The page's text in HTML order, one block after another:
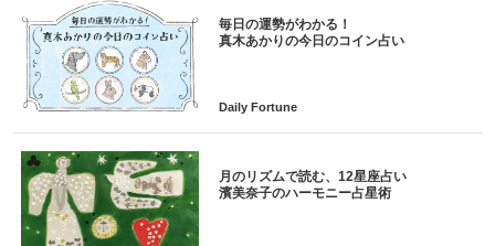
毎日の運勢がわかる！
月のリズムで読む、12星座占い